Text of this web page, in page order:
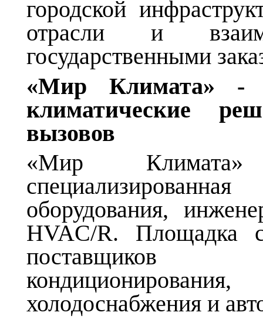
городской
отрасли и
государственными
«Мир Климата» -
климатические
вызовов
«Мир
оборудования,
HVAC/R. Площадка
поставщиков
холодоснабжения и